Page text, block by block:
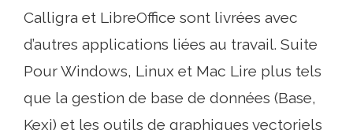
Calligra et LibreOffice sont livrées avec
d’autres applications liées au travail. Suite
Pour Windows, Linux et Mac Lire plus tels
que la gestion de base de données (Base,
Kexi) et les outils de graphiques vectoriels